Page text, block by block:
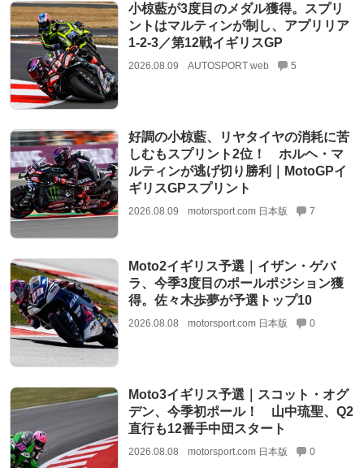
小椋藍が3度目のメダル獲得。スプリ
ントはマルティンが制し、アプリリア
1-2-3／第12戦イギリスGP
2026.08.09 AUTOSPORT web 5
好調の小椋藍、リヤタイヤの消耗に苦
しむもスプリント2位！ ホルヘ・マ
ルティンが逃げ切り勝利｜MotoGPイ
ギリスGPスプリント
2026.08.09 motorsport.com 日本版 7
Moto2イギリス予選｜イザン・ゲバ
ラ、今季3度目のポールポジション獲
得。佐々木歩夢が予選トップ10
2026.08.08 motorsport.com 日本版 0
Moto3イギリス予選｜スコット・オグ
デン、今季初ポール！ 山中琉聖、Q2
直行も12番手中団スタート
2026.08.08 motorsport.com 日本版 0